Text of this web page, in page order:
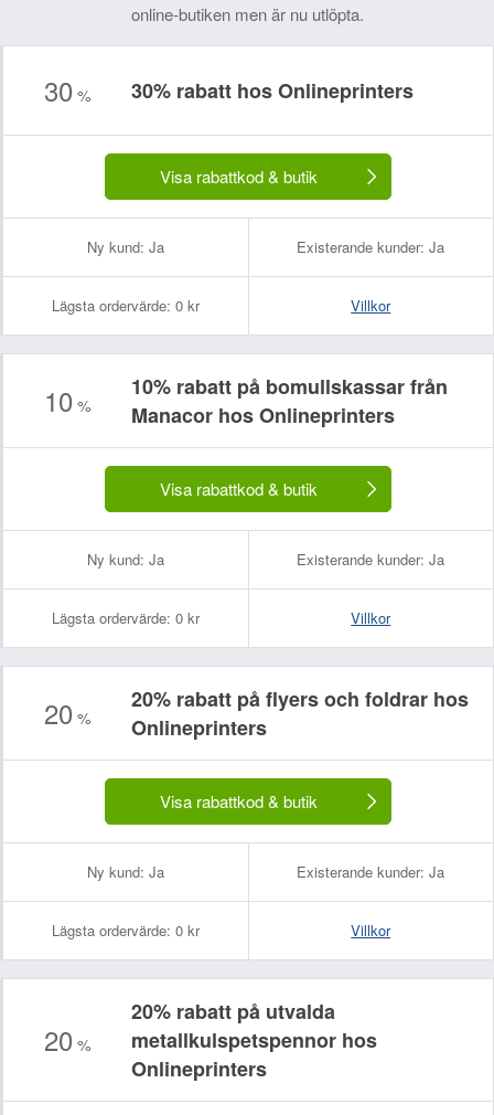
online-butiken men är nu utlöpta.
30 % 30% rabatt hos Onlineprinters
Visa rabattkod & butik
Ny kund: Ja Existerande kunder: Ja
Lägsta ordervärde: 0 kr Villkor
10 %
10% rabatt på bomullskassar från
Manacor hos Onlineprinters
Visa rabattkod & butik
Ny kund: Ja Existerande kunder: Ja
Lägsta ordervärde: 0 kr Villkor
20 %
20% rabatt på flyers och foldrar hos
Onlineprinters
Visa rabattkod & butik
Ny kund: Ja Existerande kunder: Ja
Lägsta ordervärde: 0 kr Villkor
20 %
20% rabatt på utvalda
metallkulspetspennor hos
Onlineprinters